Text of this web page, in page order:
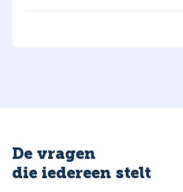
De vragen
die iedereen stelt